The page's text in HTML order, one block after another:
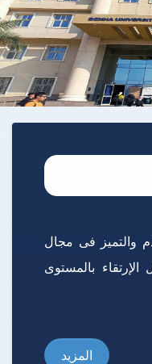
والتميز فى مجال
الإرتقاء بالمستوى
المزيد